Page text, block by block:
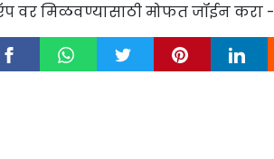
वर मिळवण्यासाठी मोफत जॉईन करा -